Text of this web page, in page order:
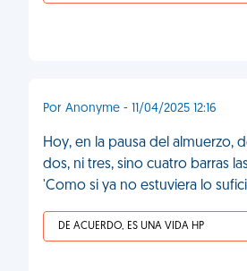
Por Anonyme - 11/04/2025 12:16
Hoy, en la pausa del almuerzo,
dos, ni tres, sino cuatro barras
'Como si ya no estuviera lo
DE ACUERDO, ES UNA VIDA HP